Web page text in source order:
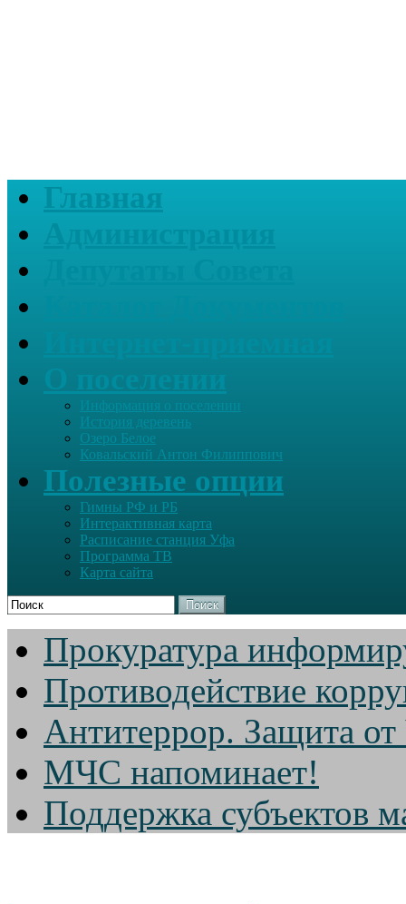
Главная
Информация о поселении
История деревень
Озеро Белое
Ковальский Антон Филиппович
Полезные опции
Гимны РФ и РБ
Интерактивная карта
Расписание станция Уфа
Программа ТВ
Карта сайта
Поиск
Прокуратура
Противодействие
Антитеррор. Защита
МЧС напоминает!
Поддержка субъектов